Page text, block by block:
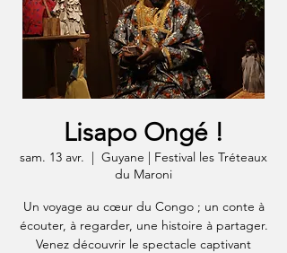
Lisapo Ongé !
sam. 13 avr.
  |
Guyane | Festival les Tréteaux
du Maroni
Un voyage au cœur du Congo ; un conte à
écouter, à regarder, une histoire à partager.
Venez découvrir le spectacle captivant